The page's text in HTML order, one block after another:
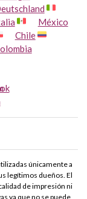
: hay dudas
limpieza de
más concretas
carnet. Sea
la respuesta.
México
Chile
únicamente a
legítimos dueños. El
de impresión ni
ya que no se puede